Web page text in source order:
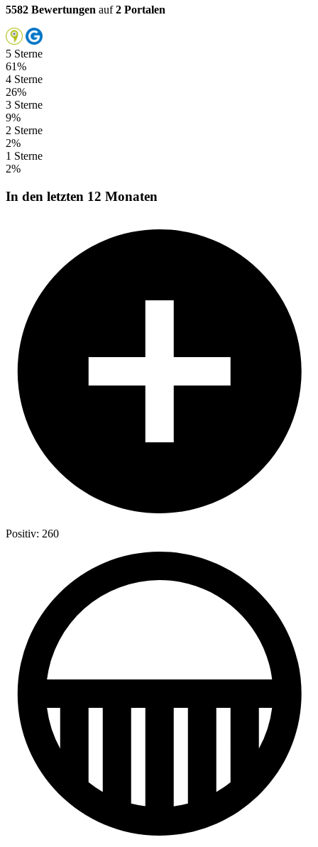
5582 Bewertungen auf2 Portalen
5 Sterne
61%
4 Sterne
26%
3 Sterne
9%
2 Sterne
2%
1 Sterne
2%
In den letzten 12 Monaten
Positiv: 260